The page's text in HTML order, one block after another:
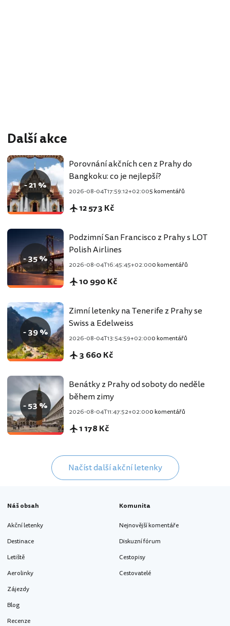
Další akce
- 21 %
Porovnání akčních cen z Prahy do
Bangkoku: co je nejlepší?
2026-08-04T17:59:12+02:005 komentářů
12 573 Kč
- 35 %
Podzimní San Francisco z Prahy s LOT
Polish Airlines
2026-08-04T16:45:45+02:000 komentářů
10 990 Kč
- 39 %
Zimní letenky na Tenerife z Prahy se
Swiss a Edelweiss
2026-08-04T13:54:59+02:000 komentářů
3 660 Kč
- 53 %
Benátky z Prahy od soboty do neděle
během zimy
2026-08-04T11:47:52+02:000 komentářů
1 178 Kč
Načíst další akční letenky
Náš obsah
Akční letenky
Destinace
Letiště
Aerolinky
Zájezdy
Blog
Recenze
Komunita
Nejnovější komentáře
Diskuzní fórum
Cestopisy
Cestovatelé